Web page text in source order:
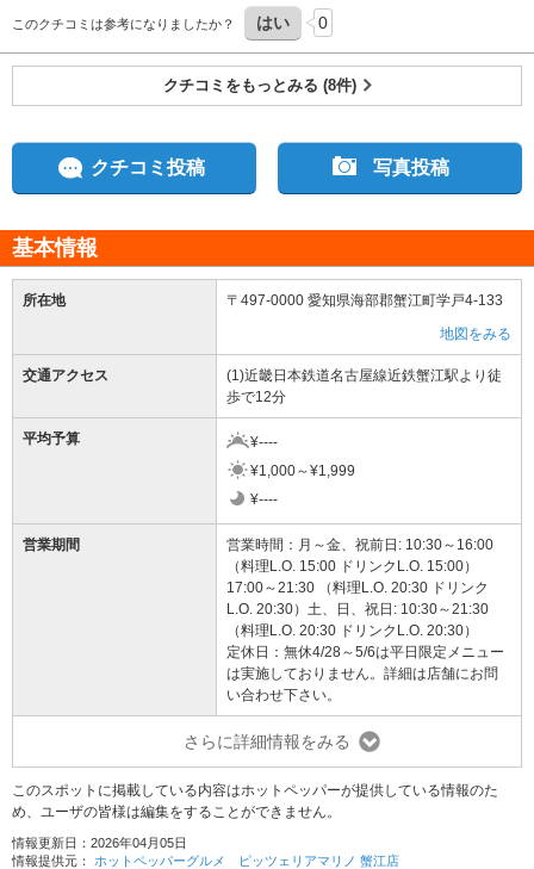
このクチコミは参考になりましたか？ はい 0
クチコミをもっとみる (8件)
クチコミ投稿 写真投稿
基本情報
所在地
〒497-0000 愛知県海部郡蟹江町学戸4-133
地図をみる
交通アクセス
(1)近畿日本鉄道名古屋線近鉄蟹江駅より徒
歩で12分
平均予算
¥----
¥1,000～¥1,999
¥----
営業期間
営業時間：月～金、祝前日: 10:30～16:00
（料理L.O. 15:00 ドリンクL.O. 15:00）
17:00～21:30 （料理L.O. 20:30 ドリンク
L.O. 20:30）土、日、祝日: 10:30～21:30
（料理L.O. 20:30 ドリンクL.O. 20:30）
定休日：無休4/28～5/6は平日限定メニュー
は実施しておりません。詳細は店舗にお問
い合わせ下さい。
さらに詳細情報をみる
このスポットに掲載している内容はホットペッパーが提供している情報のた
め、ユーザの皆様は編集をすることができません。
情報更新日：2026年04月05日
情報提供元： ホットペッパーグルメ ピッツェリアマリノ 蟹江店